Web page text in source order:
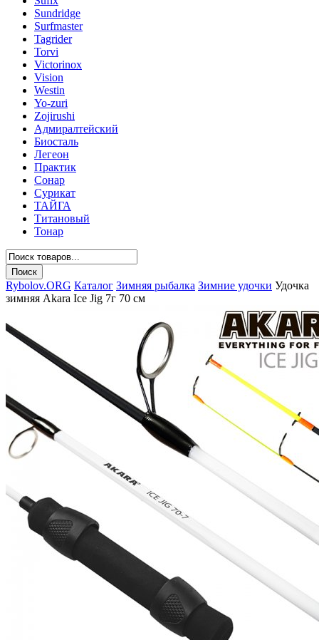
Sundridge
Surfmaster
Tagrider
Torvi
Victorinox
Vision
Westin
Yo-zuri
Zojirushi
Адмиралтейский
Биосталь
Легеон
Практик
Сонар
Сурикат
ТАЙГА
Титановый
Тонар
Rybolov.ORG Каталог Зимняя рыбалка Зимние удочки Удочка
зимняя Akara Ice Jig 7г 70 см